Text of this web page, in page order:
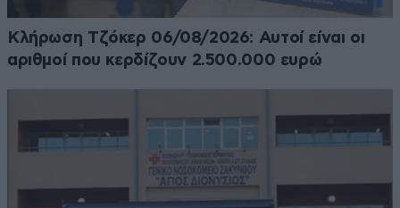
Κλήρωση Τζόκερ 06/08/2026: Αυτοί είναι οι
αριθμοί που κερδίζουν 2.500.000 ευρώ